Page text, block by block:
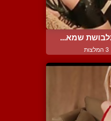
שמא...
3 המלצות